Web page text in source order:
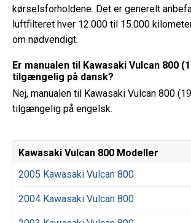
kørselsforholdene. Det er generelt
luftfilteret hver 12.000 til 15.000
om nødvendigt.
Er manualen til Kawasaki Vulcan 800
tilgængelig på dansk?
Nej, manualen til Kawasaki Vulcan 800
tilgængelig på engelsk.
Kawasaki Vulcan 800 Modeller
2005 Kawasaki Vulcan 800
2004 Kawasaki Vulcan 800